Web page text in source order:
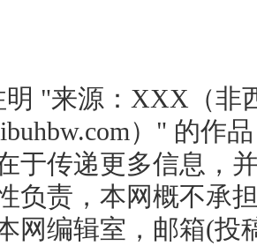
明 "来源：XXX（非
）" 的作
于传递更多信息，
负责，本网概不承
网编辑室，邮箱(投